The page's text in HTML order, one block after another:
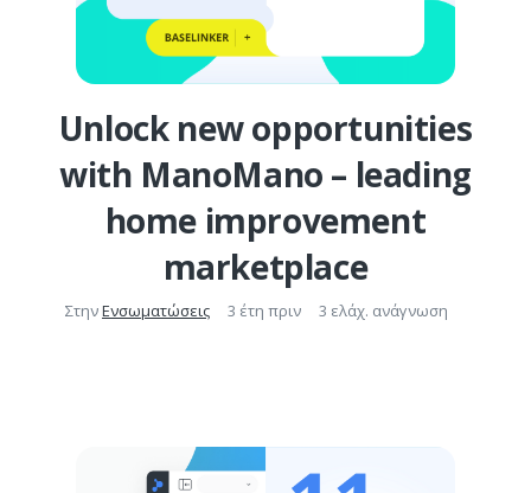
Unlock new opportunities
with ManoMano – leading
home improvement
marketplace
ΣτηνΕνσωματώσεις 3 έτη πριν 3 ελάχ. ανάγνωση